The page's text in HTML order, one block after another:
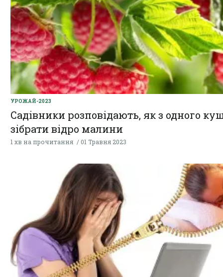
УРОЖАЙ-2023
Садівники розповідають, як з одного
зібрати відро малини
1 хв на прочитання 01 Травня 2023